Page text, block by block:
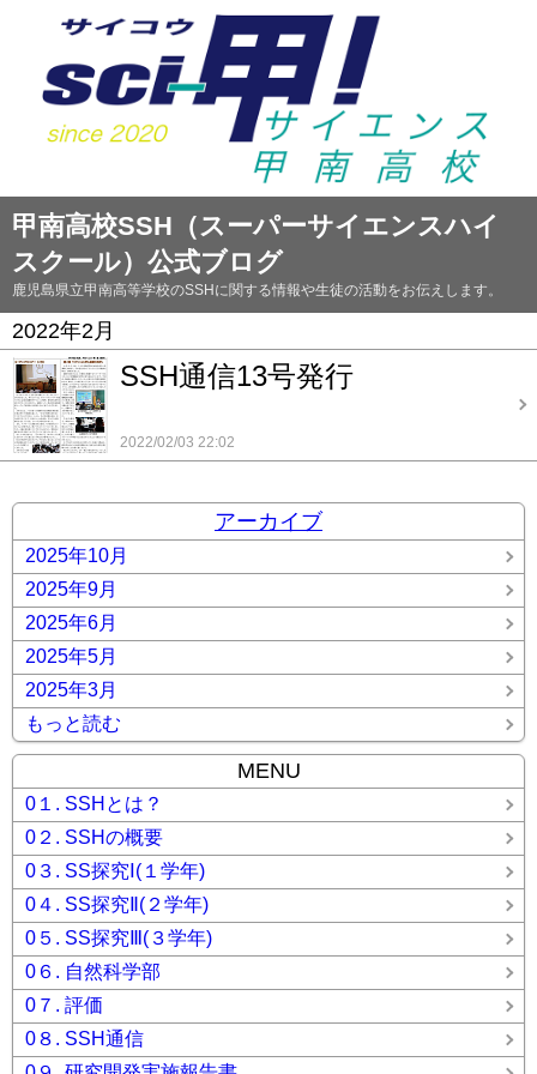
甲南高校SSH（スーパーサイエンスハイ
スクール）公式ブログ
鹿児島県立甲南高等学校のSSHに関する情報や生徒の活動をお伝えします。
2022年2月
SSH通信13号発行
2022/02/03 22:02
アーカイブ
2025年10月
2025年9月
2025年6月
2025年5月
2025年3月
もっと読む
MENU
0１. SSHとは？
0２. SSHの概要
0３. SS探究Ⅰ(１学年)
0４. SS探究Ⅱ(２学年)
0５. SS探究Ⅲ(３学年)
0６. 自然科学部
0７. 評価
0８. SSH通信